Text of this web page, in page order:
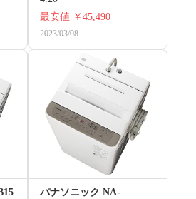
最安値 ￥45,490
2023/03/08
パナソニック NA-